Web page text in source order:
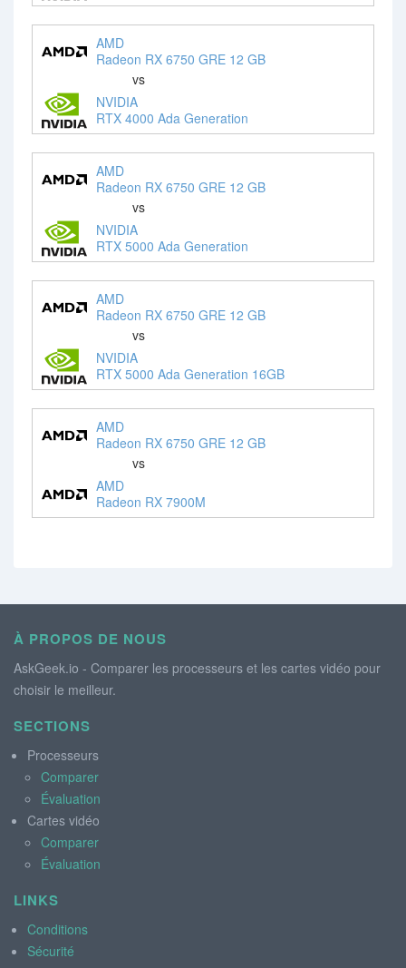
AMD
Radeon RX 6750 GRE 12 GB
vs
NVIDIA
RTX 4000 Ada Generation
AMD
Radeon RX 6750 GRE 12 GB
vs
NVIDIA
RTX 5000 Ada Generation
AMD
Radeon RX 6750 GRE 12 GB
vs
NVIDIA
RTX 5000 Ada Generation 16GB
AMD
Radeon RX 6750 GRE 12 GB
vs
AMD
Radeon RX 7900M
À PROPOS DE NOUS
AskGeek.io - Comparer les processeurs et les cartes vidéo pour
choisir le meilleur.
SECTIONS
Processeurs
Comparer
Évaluation
Cartes vidéo
Comparer
Évaluation
LINKS
Conditions
Sécurité